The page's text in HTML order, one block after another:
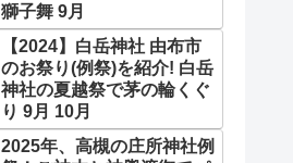
獅子舞 9月
【2024】白岳神社 由布市
のお祭り(例祭)を紹介! 白岳
神社の夏越祭で茅の輪くぐ
り 9月 10月
2025年、高槻の庄所神社例